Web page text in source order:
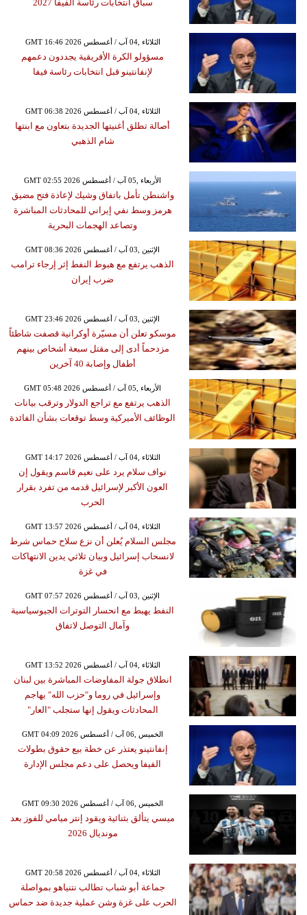
سباق انتخابات رئاسة الفيفا 2027
GMT 16:46 2026 الثلاثاء ,04 آب / أغسطس
مسؤولو الكرة الأفريقية يجددون دعمهم
لإنفانتينو قبل انتخابات رئاسة فيفا
GMT 06:38 2026 الثلاثاء ,04 آب / أغسطس
أصالة تطلق أغنيتها الجديدة بتعاون مع ابنتها
شام الذهبي
GMT 02:55 2026 الأربعاء ,05 آب / أغسطس
واشنطن تأمل باتفاق وشيك لإعادة فتح مضيق
هرمز وسط نفي إيراني للمحادثات المباشرة
وتصاعد الهجمات البحرية
GMT 08:36 2026 الإثنين ,03 آب / أغسطس
الذهب يرتفع مع هبوط النفط إثر إرجاء ترامب
ضرب إيران
GMT 23:46 2026 الإثنين ,03 آب / أغسطس
موسكو تعلن أن مسيّرة أوكرانية قصفت شاطئاً
مزدحماً أدى إلى مقتل سبعة أشخاص بينهم
أطفال وإصابة 40 آخرين
GMT 05:48 2026 الأربعاء ,05 آب / أغسطس
الذهب يرتفع مع تراجع الدولار وترقب بيانات
الوظائف الأميركية وسط توقعات بشأن الفائدة
GMT 14:17 2026 الثلاثاء ,04 آب / أغسطس
نواف سلام يرد على نعيم قاسم ويقول إن
العون الأكبر لإسرائيل قدمه من تفرد بقرار
الحرب
GMT 13:57 2026 الثلاثاء ,04 آب / أغسطس
مجلس السلام يُعلن أن نزع سلاح حماس شرط
لانسحاب إسرائيل وبيان ثلاثي يدين الانتهاكات
في غزة
GMT 07:57 2026 الإثنين ,03 آب / أغسطس
النفط يهبط مع انحسار التوترات الجيوسياسية
وآمال التوصل لاتفاق
GMT 13:52 2026 الثلاثاء ,04 آب / أغسطس
انطلاق جولة المفاوضات المباشرة بين لبنان
وإسرائيل في روما و"حزب الله" يهاجم
المحادثات ويقول إنها ستجلب "العار"
GMT 04:09 2026 الخميس ,06 آب / أغسطس
إنفانتينو يعتذر عن خطة بيع حقوق بطولات
الفيفا ويحصل على دعم مجلس الإدارة
GMT 09:30 2026 الخميس ,06 آب / أغسطس
ميسي يتألق بثنائية ويقود إنتر ميامي للفوز بعد
مونديال 2026
GMT 20:58 2026 الثلاثاء ,04 آب / أغسطس
جماعة أبو شباب تطالب نتنياهو بمواصلة
الحرب على غزة وشن عملية جديدة ضد حماس